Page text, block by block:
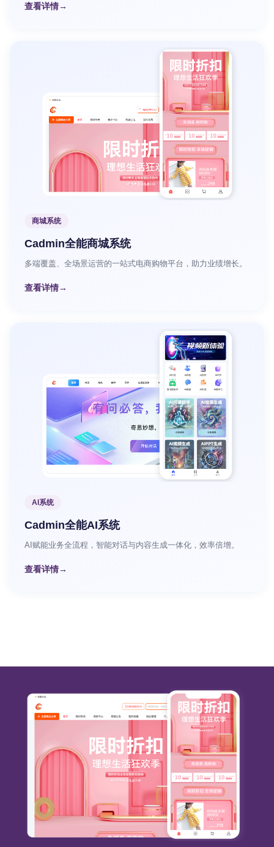
查看详情→
商城系统
Cadmin全能商城系统
多端覆盖、全场景运营的一站式电商购物平台，助力业绩增长。
查看详情→
AI系统
Cadmin全能AI系统
AI赋能业务全流程，智能对话与内容生成一体化，效率倍增。
查看详情→